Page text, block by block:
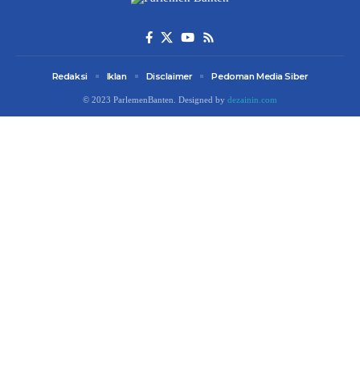
© 2023 ParlemenBanten. Designed by dezainin.com
Redaksi Iklan Disclaimer Pedoman Media Siber